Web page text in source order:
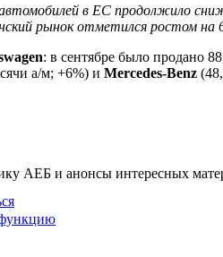
в ЕС продолжило
рынок отметился ростом на
: в сентябре было продано
а/м; +6%) и Mercedes-Benz
АЕБ и анонсы интересных